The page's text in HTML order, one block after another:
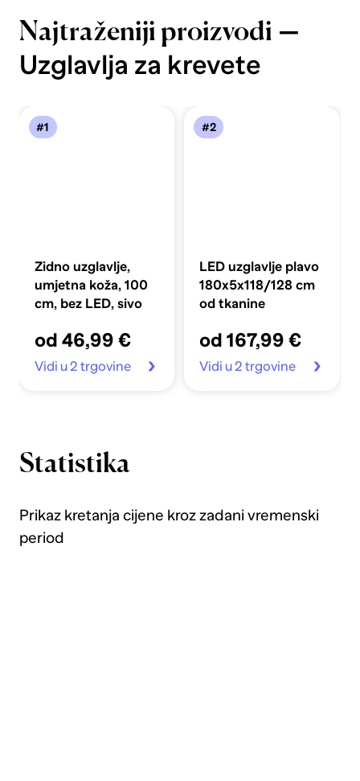
Najtraženiji proizvodi —
Uzglavlja za krevete
#1
Zidno uzglavlje,
umjetna koža, 100
cm, bez LED, sivo
od 46,99 €
Vidi u 2 trgovine
#2
LED uzglavlje plavo
180x5x118/128 cm
od tkanine
od 167,99 €
Vidi u 2 trgovine
Statistika
Prikaz kretanja cijene kroz zadani vremenski
period